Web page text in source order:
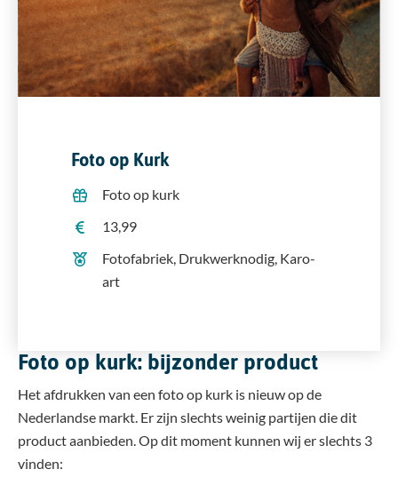
Foto op Kurk
Foto op kurk
13,99
Fotofabriek, Drukwerknodig, Karo-
art
Foto op kurk: bijzonder product
Het afdrukken van een foto op kurk is nieuw op de
Nederlandse markt. Er zijn slechts weinig partijen die dit
product aanbieden. Op dit moment kunnen wij er slechts 3
vinden: